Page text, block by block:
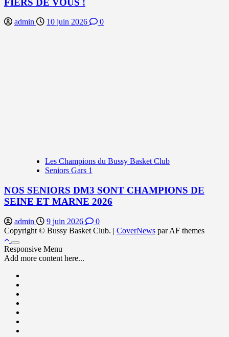
admin 10 juin 2026 0
Les Champions du Bussy Basket Club
Seniors Gars 1
NOS SENIORS DM3 SONT CHAMPIONS DE
SEINE ET MARNE 2026
admin 9 juin 2026
0
Copyright © Bussy Basket Club. | CoverNews par AF themes
Responsive Menu
Add more content here...